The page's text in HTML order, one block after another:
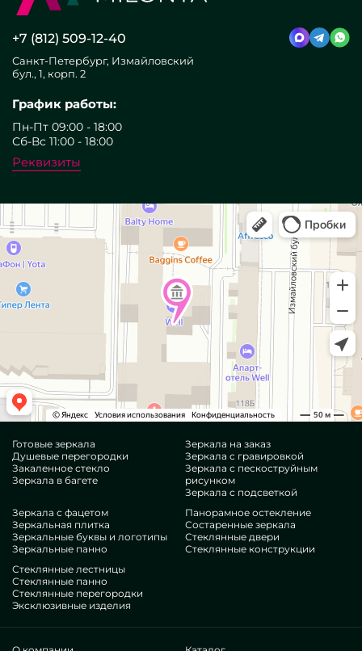
+7 (812) 509-12-40
Санкт-Петербург, Измайловский
бул., 1, корп. 2
График работы:
Пн-Пт 09:00 - 18:00
Сб-Вс 11:00 - 18:00
Реквизиты
Готовые зеркала
Душевые перегородки
Закаленное стекло
Зеркала в багете
Зеркала на заказ
Зеркала с гравировкой
Зеркала с пескоструйным
рисунком
Зеркала с подсветкой
Зеркала с фацетом
Зеркальная плитка
Зеркальные буквы и логотипы
Зеркальные панно
Панорамное остекление
Состаренные зеркала
Стеклянные двери
Стеклянные конструкции
Стеклянные лестницы
Стеклянные панно
Стеклянные перегородки
Эксклюзивные изделия